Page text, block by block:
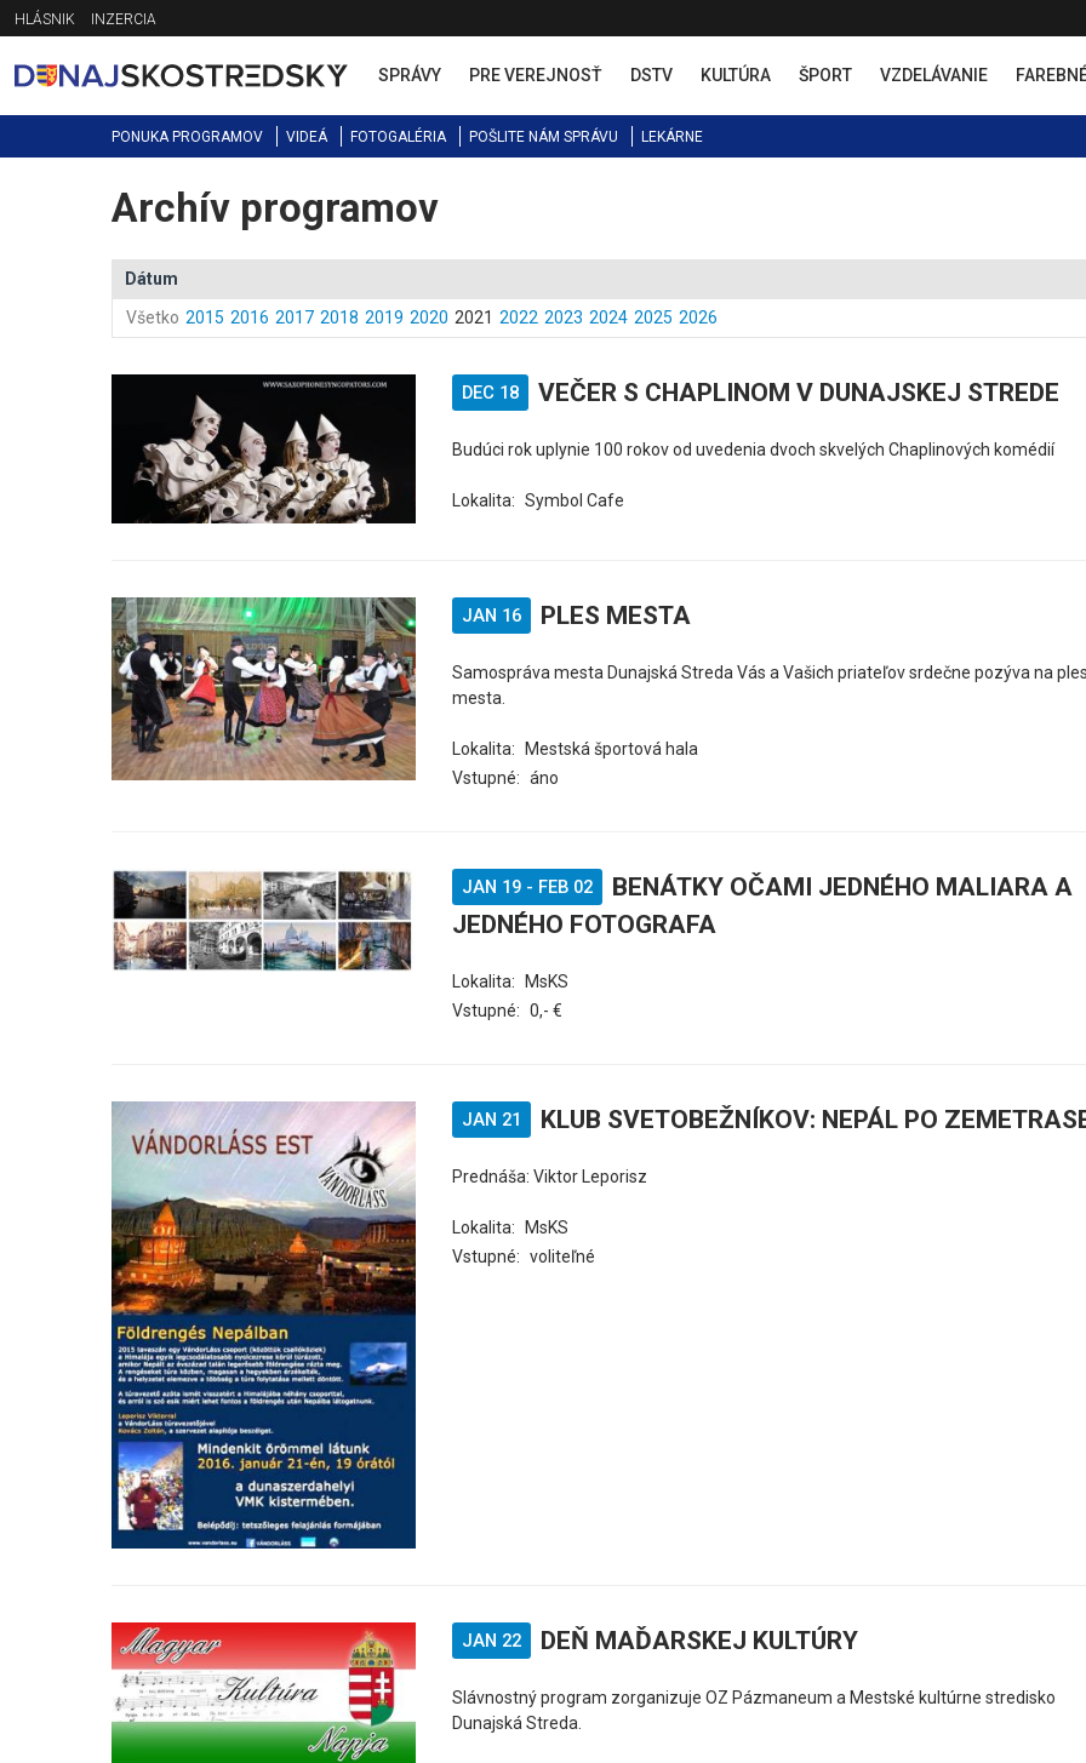
Jump
to
navigation
HLÁSNIK INZERCIA
SPRÁVY PRE VEREJNOSŤ DSTV KULTÚRA ŠPORT VZDELÁVANIE
PONUKA PROGRAMOV VIDEÁ FOTOGALÉRIA POŠLITE NÁM SPRÁVU LEKÁRNE
Back
to
Archív programov
Dátum
Všetko 2015 2016 2017 2018 2019 2020 2021 2022 2023 2024 2025 2026
DEC 18 VEČER S CHAPLINOM V DUNAJSKEJ STREDE
Budúci rok uplynie 100 rokov od uvedenia dvoch skvelých Chaplinových komédií
Lokalita: Symbol Cafe
JAN 16 PLES MESTA
Samospráva mesta Dunajská Streda Vás a Vašich priateľov srdečne pozýva na
mesta.
Lokalita:
Mestská športová hala
Vstupné: áno
JAN 19 - FEB 02
BENÁTKY OČAMI JEDNÉHO MALIARA A
JEDNÉHO FOTOGRAFA
Lokalita:
MsKS
Vstupné: 0,- €
JAN 21 KLUB SVETOBEŽNÍKOV: NEPÁL PO
Prednáša: Viktor Leporisz
Lokalita:
MsKS
Vstupné: voliteľné
JAN 22 DEŇ MAĎARSKEJ KULTÚRY
Slávnostný program zorganizuje OZ Pázmaneum a Mestské kultúrne stredisko
Dunajská Streda.